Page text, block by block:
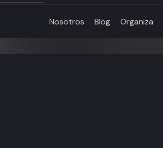
Nosotros Blog Organiza